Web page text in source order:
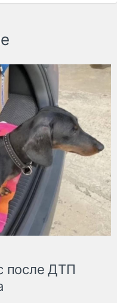
после ДТП